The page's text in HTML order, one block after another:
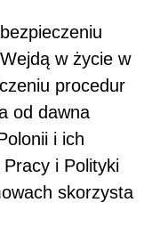
w życie w
procedur
od dawna
i ich
i Polityki
skorzysta